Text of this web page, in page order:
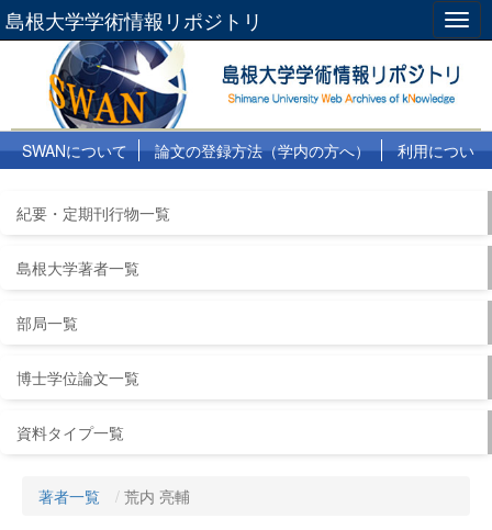
島根大学学術情報リポジトリ
SWANについて 論文の登録方法（学内の方へ）
利用につい
紀要・定期刊行物一覧
島根大学著者一覧
部局一覧
博士学位論文一覧
資料タイプ一覧
著者一覧 荒内 亮輔